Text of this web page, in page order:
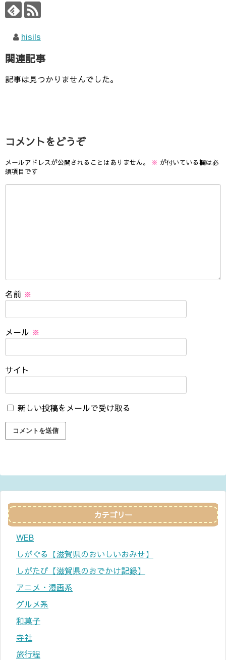
hisils
関連記事
記事は見つかりませんでした。
コメントをどうぞ
メールアドレスが公開されることはありません。 ※ が付いている欄は必
須項目です
名前 ※
メール ※
サイト
新しい投稿をメールで受け取る
カテゴリー
WEB
しがぐる【滋賀県のおいしいおみせ】
しがたび【滋賀県のおでかけ記録】
アニメ・漫画系
グルメ系
和菓子
寺社
旅行程